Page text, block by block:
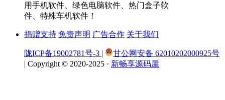
用手机软件、绿色电脑软件、热门盒子软
件、特殊车机软件！
捐赠支持 免责声明 广告合作 关于我们
陇ICP备19002781号-3 |
甘公网安备 62010202000925号
| Copyright © 2020-2025 · 新畅享源码屋